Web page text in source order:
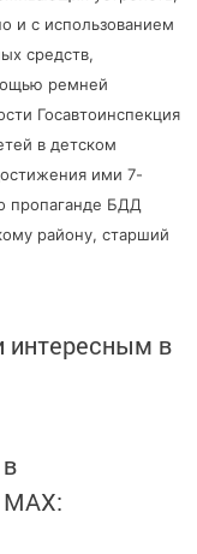
и с использованием
средств,
ремней
Госавтоинспекция
в детском
ими 7-
пропаганде БДД
району, старший
в